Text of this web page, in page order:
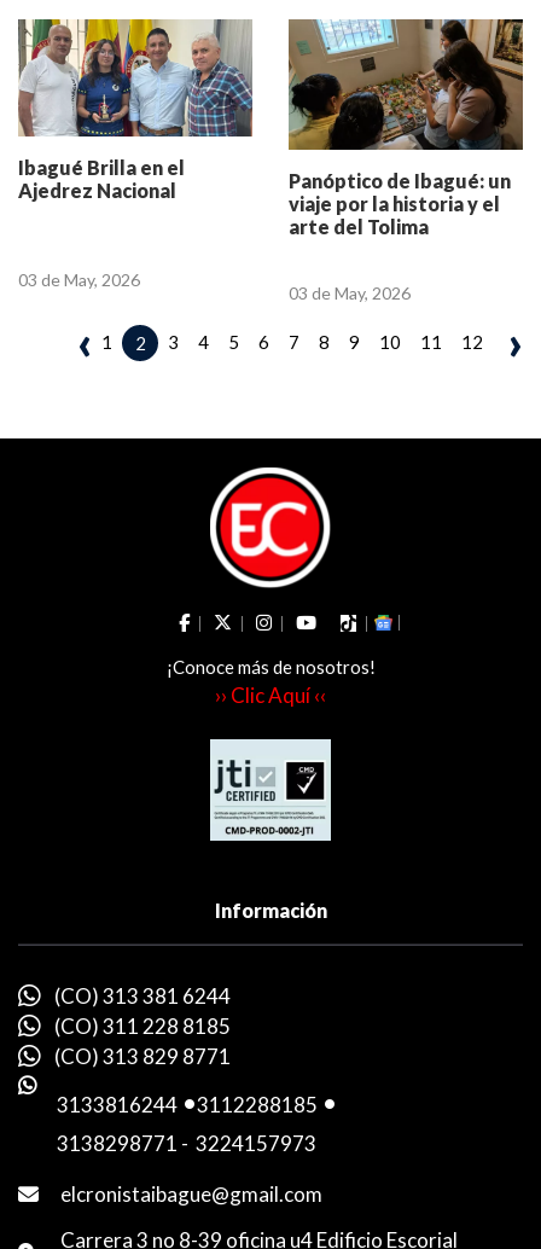
Ibagué Brilla en el
Ajedrez Nacional
03 de May, 2026
Panóptico de Ibagué: un
viaje por la historia y el
arte del Tolima
03 de May, 2026
‹ 1 2 3 4 5 6 7 8 9 10 11 12 ›
¡Conoce más de nosotros!
›› Clic Aquí ‹‹
Información
(CO) 313 381 6244
(CO) 311 228 8185
(CO) 313 829 8771
3133816244 -3112288185 -
3138298771 - 3224157973
elcronistaibague@gmail.com
Carrera 3 no 8-39 oficina u4 Edificio Escorial